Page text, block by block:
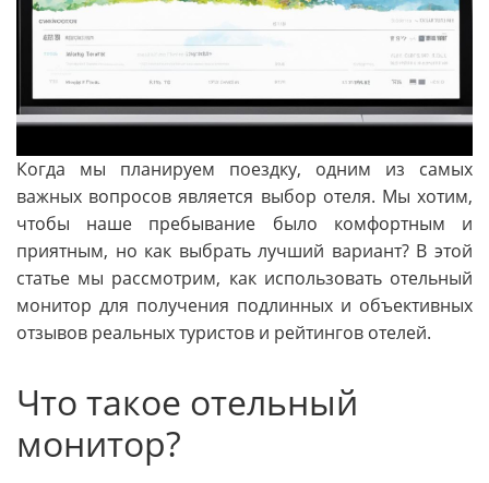
Когда мы планируем поездку, одним из самых
важных вопросов является выбор отеля. Мы хотим,
чтобы наше пребывание было комфортным и
приятным, но как выбрать лучший вариант? В этой
статье мы рассмотрим, как использовать отельный
монитор для получения подлинных и объективных
отзывов реальных туристов и рейтингов отелей.
Что такое отельный
монитор?